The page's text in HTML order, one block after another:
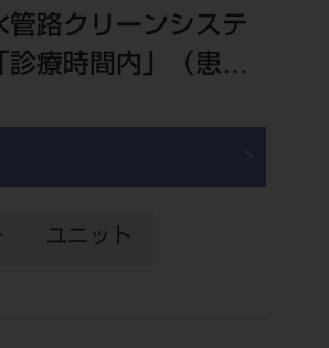
管路クリーンシステ
診療時間内」（患者
ユニット